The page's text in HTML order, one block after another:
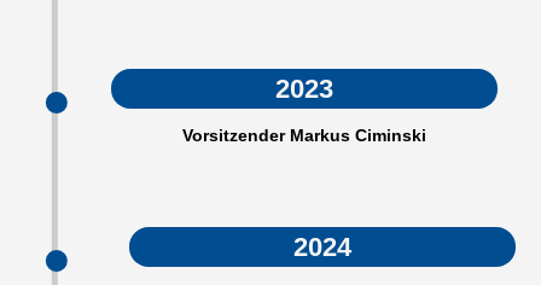
2023
Vorsitzender Markus Ciminski
2024